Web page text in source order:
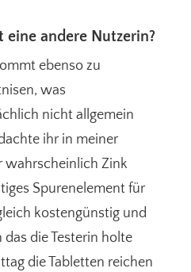
andere Nutzerin?
ebenso zu
was
nicht allgemein
ihr in meiner
wahrscheinlich Zink
Spurenelement für
kostengünstig und
die Testerin holte
die Tabletten reichen